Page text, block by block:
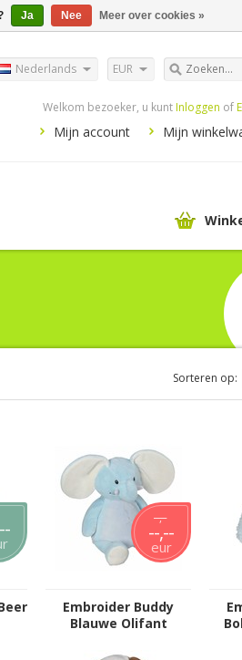
EUR
Nederlands
Welkom bezoeker, u kunt Inloggen of
Mijn account Mijn
Sorteren op:
--,--
--,--
eur
Embroider Buddy
Blauwe Olifant
Ja Nee Meer over cookies »